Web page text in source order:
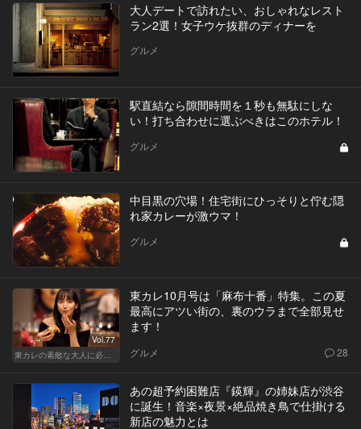
大人デートで訪れたい、おしゃれなレスト
ラン2選！女子ウケ抜群のディナーを
グルメ
駅直結なら隙間時間を１秒も無駄にしな
い！打ち合わせに選ぶべきはこのホテル！
グルメ
中目黒の穴場！住宅街にひっそりと佇む隠
れ家カレーが激ウマ！
グルメ
Vol.77
東カレの素敵な大人に必要なこと
東カレ10月号は「麻布十番」特集。この夏
最高にアツい街の、裏のウラまで全部見せ
ます！
グルメ 28
あの超予約困難店『鍈輝』の姉妹店が渋谷
に誕生！音楽×夜景×絶品焼き鳥で仕掛ける
新店の魅力とは